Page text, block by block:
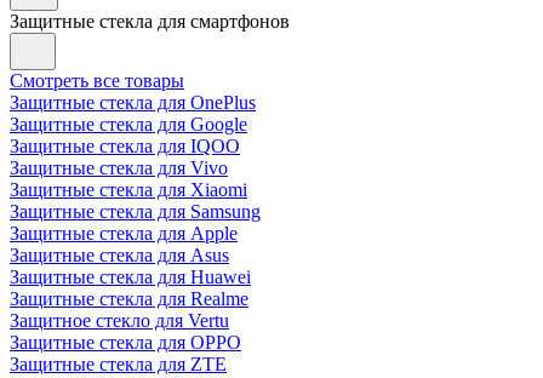
Защитные стекла для смартфонов
Смотреть все товары
Защитные стекла для OnePlus
Защитные стекла для Google
Защитные стекла для IQOO
Защитные стекла для Vivo
Защитные стекла для Xiaomi
Защитные стекла для Samsung
Защитные стекла для Apple
Защитные стекла для Asus
Защитные стекла для Huawei
Защитные стекла для Realme
Защитное стекло для Vertu
Защитные стекла для OPPO
Защитные стекла для ZTE